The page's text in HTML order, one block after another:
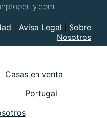
Aviso Legal
Sobre
Nosotros
Casas en venta
Portugal